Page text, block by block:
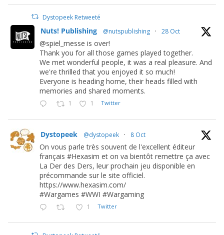
Dystopeek Retweeté
Nuts! Publishing @nutspublishing · 28 Oct
@spiel_messe is over!
Thank you for all those games played together.
We met wonderful people, it was a real pleasure. And
we're thrilled that you enjoyed it so much!
Everyone is heading home, their heads filled with
memories and shared moments.
1 1 Twitter
Dystopeek @dystopeek · 8 Oct
On vous parle très souvent de l'excellent éditeur
français #Hexasim et on va bientôt remettre ça avec
La Der des Ders, leur prochain jeu disponible en
précommande sur le site officiel.
https://www.hexasim.com/
#Wargames #WWI #Wargaming
1 Twitter